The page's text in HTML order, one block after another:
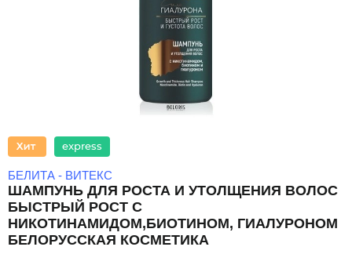
express
БЕЛИТА - ВИТЕКС
ШАМПУНЬ ДЛЯ РОСТА И УТОЛЩЕНИЯ ВОЛОС
БЫСТРЫЙ РОСТ С
НИКОТИНАМИДОМ,БИОТИНОМ, ГИАЛУРОНОМ
БЕЛОРУССКАЯ КОСМЕТИКА